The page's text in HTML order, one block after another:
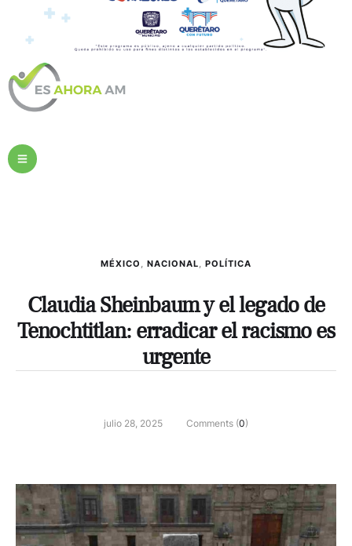
MÉXICO , NACIONAL, POLÍTICA
Claudia Sheinbaum y el legado de
Tenochtitlan: erradicar el racismo es
urgente
julio 28, 2025 Comments (0)